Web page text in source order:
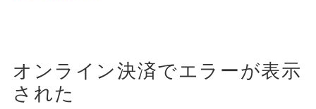
オンライン決済でエラーが表示
された